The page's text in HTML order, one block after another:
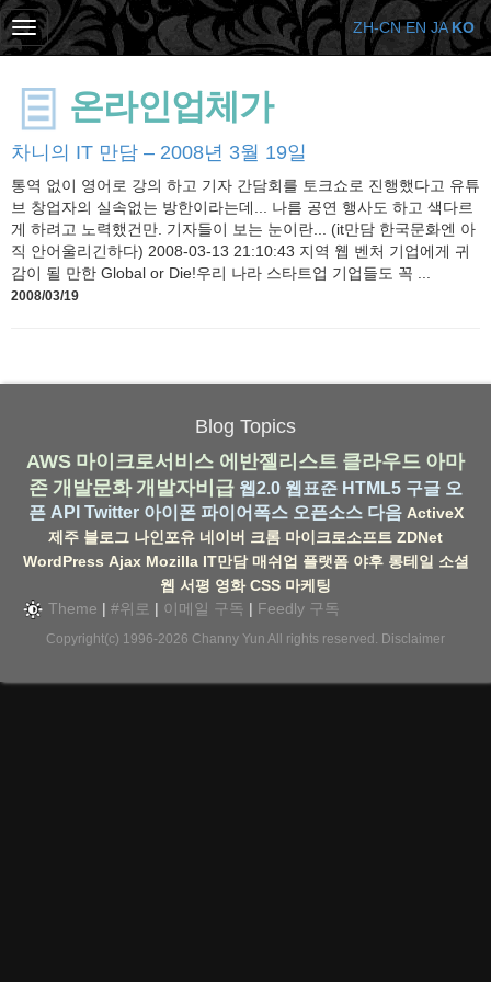
온라인업체가
차니의 IT 만담 – 2008년 3월 19일
통역 없이 영어로 강의 하고 기자 간담회를 토크쇼로 진행했다고 유튜
브 창업자의 실속없는 방한이라는데... 나름 공연 행사도 하고 색다르
게 하려고 노력했건만. 기자들이 보는 눈이란... (it만담 한국문화엔 아
직 안어울리긴하다) 2008-03-13 21:10:43 지역 웹 벤처 기업에게 귀
감이 될 만한 Global or Die!우리 나라 스타트업 기업들도 꼭 ...
2008/03/19
Blog Topics
AWS 마이크로서비스 에반젤리스트 클라우드 아마
존 개발문화 개발자비급 웹2.0 웹표준 HTML5 구글 오
픈 API Twitter 아이폰 파이어폭스 오픈소스 다음 ActiveX
제주 블로그 나인포유 네이버 크롬 마이크로소프트 ZDNet
WordPress Ajax Mozilla IT만담 매쉬업 플랫폼 야후 롱테일 소셜
웹 서평 영화 CSS 마케팅
Theme | #위로 | 이메일 구독 | Feedly 구독
Copyright(c) 1996-2026 Channy Yun All rights reserved. Disclaimer
ZH-CN EN JA KO